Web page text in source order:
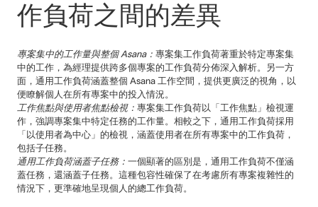
作負荷之間的差異
專案集中的工作量與整個 Asana： 專案集工作負荷著重於特定專案集
中的工作，為經理提供跨多個專案的工作負荷分佈深入解析。另一方
面，通用工作負荷涵蓋整個 Asana 工作空間，提供更廣泛的視角，以
便瞭解個人在所有專案中的投入情況。
工作焦點與使用者焦點檢視： 專案集工作負荷以「工作焦點」檢視運
作，強調專案集中特定任務的工作量。相較之下，通用工作負荷採用
「以使用者為中心」的檢視，涵蓋使用者在所有專案中的工作負荷，
包括子任務。
通用工作負荷涵蓋子任務： 一個顯著的區別是，通用工作負荷不僅涵
蓋任務，還涵蓋子任務。這種包容性確保了在考慮所有專案複雜性的
情況下，更準確地呈現個人的總工作負荷。